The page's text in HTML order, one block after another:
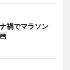
禍でマラソン